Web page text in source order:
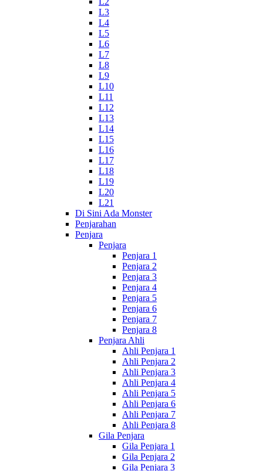
L3
L4
L5
L6
L7
L8
L9
L10
L11
L12
L13
L14
L15
L16
L17
L18
L19
L20
L21
Di Sini Ada Monster
Penjarahan
Penjara
Penjara
Penjara 1
Penjara 2
Penjara 3
Penjara 4
Penjara 5
Penjara 6
Penjara 7
Penjara 8
Penjara Ahli
Ahli Penjara 1
Ahli Penjara 2
Ahli Penjara 3
Ahli Penjara 4
Ahli Penjara 5
Ahli Penjara 6
Ahli Penjara 7
Ahli Penjara 8
Gila Penjara
Gila Penjara 1
Gila Penjara 2
Gila Penjara 3